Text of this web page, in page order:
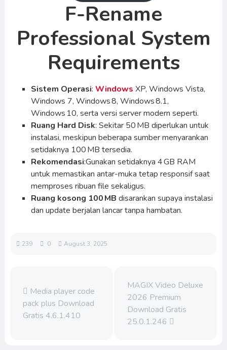
F-Rename
Professional System
Requirements
Sistem Operasi: Windows XP, Windows Vista,
Windows 7, Windows 8, Windows 8.1,
Windows 10, serta versi server modern seperti.
Ruang Hard Disk: Sekitar 50 MB diperlukan untuk
instalasi, meskipun beberapa sumber menyarankan
setidaknya 100 MB tersedia.
Rekomendasi:Gunakan setidaknya 4 GB RAM
untuk memastikan antar-muka tetap responsif saat
memproses ribuan file sekaligus.
Ruang kosong 100 MB disarankan supaya instalasi
dan update berjalan lancar tanpa hambatan.
239 0 August 3, 2025
Media player code
pack plus Download
Gratis 4.6.1.410
MAGIX Video Deluxe
2026 Premium
Download Gratis
25.0.1.246